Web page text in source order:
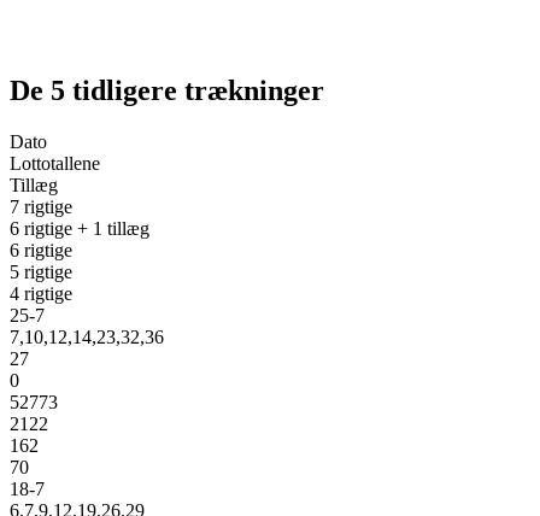
De 5 tidligere trækninger
Dato
Lottotallene
Tillæg
7 rigtige
6 rigtige + 1 tillæg
6 rigtige
5 rigtige
4 rigtige
25-7
7,10,12,14,23,32,36
27
0
52773
2122
162
70
18-7
6,7,9,12,19,26,29